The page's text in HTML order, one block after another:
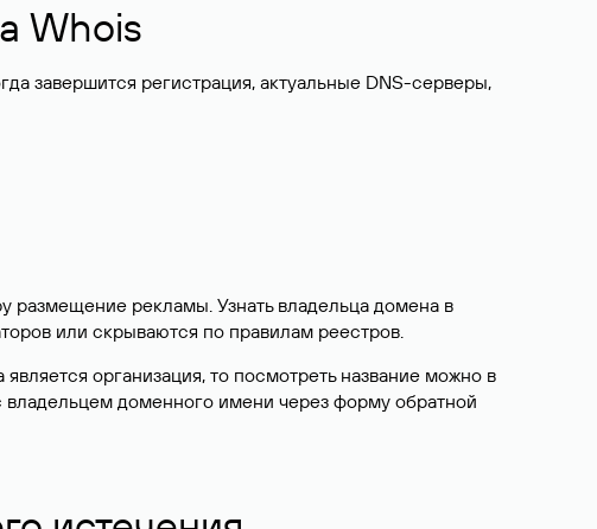
Whois
завершится регистрация, актуальные DNS-серверы,
размещение рекламы. Узнать владельца домена в
или скрываются по правилам реестров.
организация, то посмотреть название можно в
владельцем доменного имени через форму обратной